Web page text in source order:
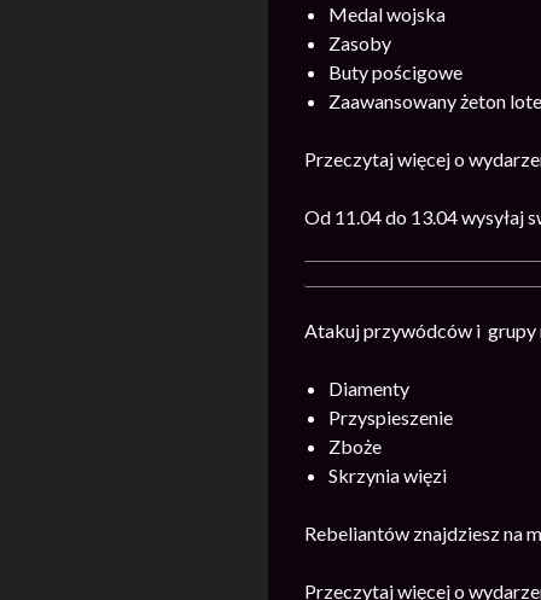
Medal wojska
Zasoby
Buty pościgowe
Zaawansowany żeton
Przeczytaj więcej o
Od 11.04 do 13.04 wysyłaj
Atakuj przywódców i
Diamenty
Przyspieszenie
Zboże
Skrzynia więzi
Rebeliantów znajdziesz na
Przeczytaj więcej o